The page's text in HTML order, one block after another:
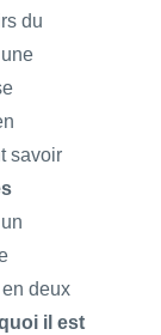
du
savoir
deux
il est